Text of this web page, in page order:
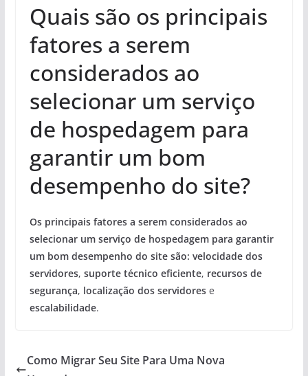
Quais são os principais
fatores a serem
considerados ao
selecionar um serviço
de hospedagem para
garantir um bom
desempenho do site?
Os principais fatores a serem considerados ao
selecionar um serviço de hospedagem para garantir
um bom desempenho do site são: velocidade dos
servidores, suporte técnico eficiente, recursos de
segurança, localização dos servidorese
escalabilidade.
Como Migrar Seu Site Para Uma Nova